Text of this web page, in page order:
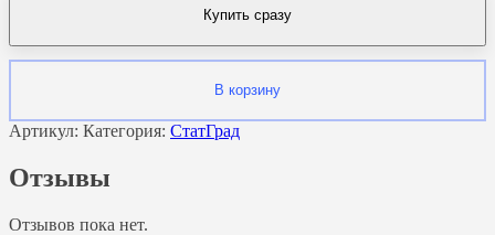
Купить сразу
В корзину
Артикул: Категория: СтатГрад
Отзывы
Отзывов пока нет.